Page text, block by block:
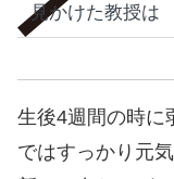
見かけた教授は
生後4週間の時に
ではすっかり元